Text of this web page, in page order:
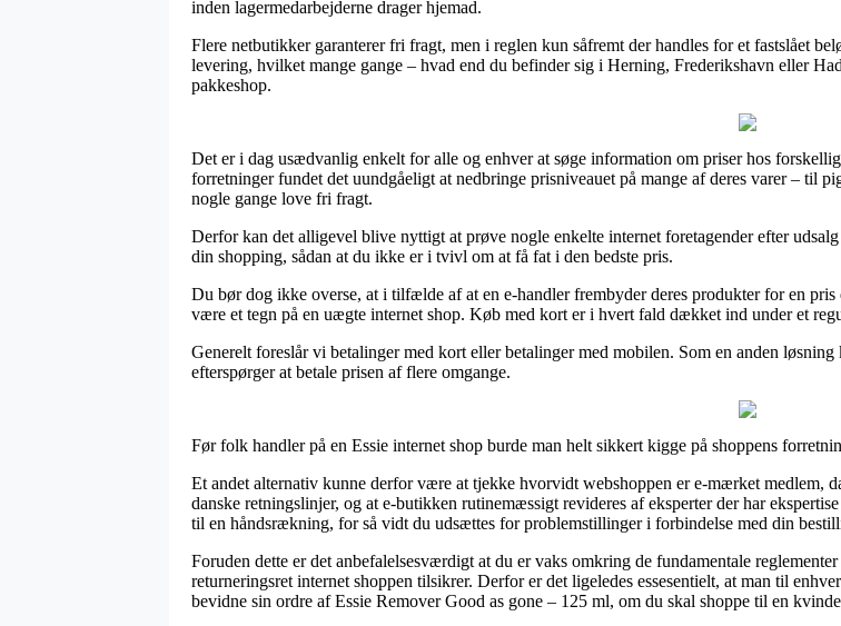
inden lagermedarbejderne drager hjemad.
Flere netbutikker garanterer fri fragt, men i reglen kun såfremt der handles for et fastslået
levering, hvilket mange gange – hvad end du befinder sig i Herning, Frederikshavn eller
pakkeshop.
Det er i dag usædvanlig enkelt for alle og enhver at søge information om priser hos
forretninger fundet det uundgåeligt at nedbringe prisniveauet på mange af deres varer – til
nogle gange love fri fragt.
Derfor kan det alligevel blive nyttigt at prøve nogle enkelte internet foretagender efter
din shopping, sådan at du ikke er i tvivl om at få fat i den bedste pris.
Du bør dog ikke overse, at i tilfælde af at en e-handler frembyder deres produkter for en pris
være et tegn på en uægte internet shop. Køb med kort er i hvert fald dækket ind under et
Generelt foreslår vi betalinger med kort eller betalinger med mobilen. Som en anden
efterspørger at betale prisen af flere omgange.
Før folk handler på en Essie internet shop burde man helt sikkert kigge på shoppens
Et andet alternativ kunne derfor være at tjekke hvorvidt webshoppen er e-mærket medlem,
danske retningslinjer, og at e-butikken rutinemæssigt revideres af eksperter der har
til en håndsrækning, for så vidt du udsættes for problemstillinger i forbindelse med din
Foruden dette er det anbefalelsesværdigt at du er vaks omkring de fundamentale
returneringsret internet shoppen tilsikrer. Derfor er det ligeledes essesentielt, at man til
bevidne sin ordre af Essie Remover Good as gone – 125 ml, om du skal shoppe til en